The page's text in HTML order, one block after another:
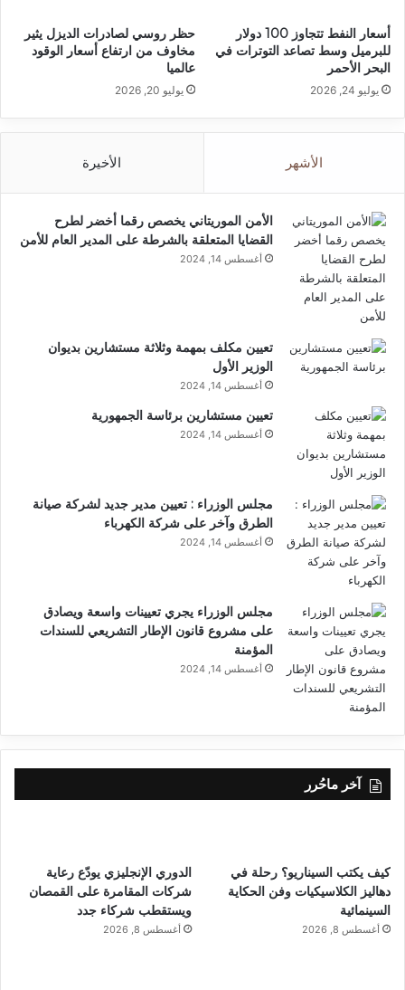
أسعار النفط تتجاوز 100 دولار
للبرميل وسط تصاعد التوترات في
البحر الأحمر
يوليو 24, 2026
حظر روسي لصادرات الديزل يثير
مخاوف من ارتفاع أسعار الوقود
عالميا
يوليو 20, 2026
الأشهر الأخيرة
الأمن الموريتاني يخصص رقما أخضر لطرح
القضايا المتعلقة بالشرطة على المدير العام للأمن
أغسطس 14, 2024
تعيين مكلف بمهمة وثلاثة مستشارين بديوان
الوزير الأول
أغسطس 14, 2024
تعيين مستشارين برئاسة الجمهورية
أغسطس 14, 2024
مجلس الوزراء : تعيين مدير جديد لشركة صيانة
الطرق وآخر على شركة الكهرباء
أغسطس 14, 2024
مجلس الوزراء يجري تعيينات واسعة ويصادق
على مشروع قانون الإطار التشريعي للسندات
المؤمنة
أغسطس 14, 2024
آخر ماحُرر
كيف يكتب السيناريو؟ رحلة في
دهاليز الكلاسيكيات وفن الحكاية
السينمائية
أغسطس 8, 2026
الدوري الإنجليزي يودّع رعاية
شركات المقامرة على القمصان
ويستقطب شركاء جدد
أغسطس 8, 2026